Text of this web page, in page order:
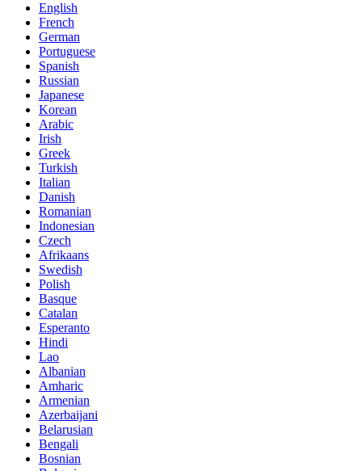
English
French
German
Portuguese
Spanish
Russian
Japanese
Korean
Arabic
Irish
Greek
Turkish
Italian
Danish
Romanian
Indonesian
Czech
Afrikaans
Swedish
Polish
Basque
Catalan
Esperanto
Hindi
Lao
Albanian
Amharic
Armenian
Azerbaijani
Belarusian
Bengali
Bosnian